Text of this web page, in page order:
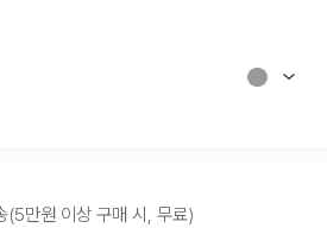
(5만원 이상 구매 시, 무료)